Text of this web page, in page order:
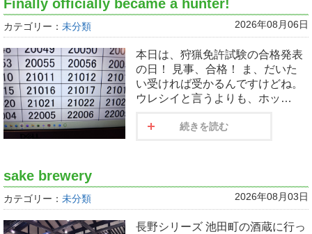
Finally officially became a hunter!
カテゴリー： 未分類 2026年08月06日
本日は、狩猟免許試験の合格発表
の日！ 見事、合格！ ま、だいた
い受ければ受かるんですけどね。
ウレシイと言うよりも、ホッ…
続きを読む
sake brewery
カテゴリー： 未分類 2026年08月03日
長野シリーズ 池田町の酒蔵に行っ